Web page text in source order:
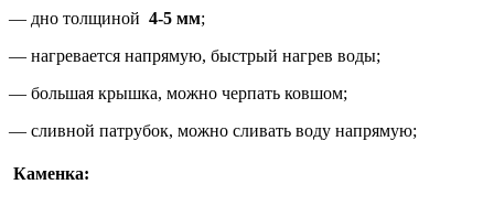
— дно толщиной 4-5 мм;
— нагревается напрямую, быстрый нагрев воды;
— большая крышка, можно черпать ковшом;
— сливной патрубок, можно сливать воду напрямую;
Каменка: